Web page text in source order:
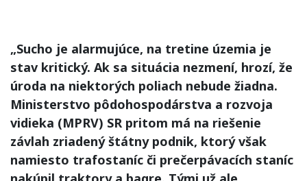
„Sucho je alarmujúce, na tretine územia je
stav kritický. Ak sa situácia nezmení, hrozí, že
úroda na niektorých poliach nebude žiadna.
Ministerstvo pôdohospodárstva a rozvoja
vidieka (MPRV) SR pritom má na riešenie
závlah zriadený štátny podnik, ktorý však
namiesto trafostaníc či prečerpávacích staníc